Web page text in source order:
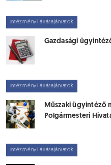
Intézményi állásajánlatok
Gazdasági
Intézményi állásajánlatok
Műszaki ügyintéző
Polgármesteri
Intézményi állásajánlatok